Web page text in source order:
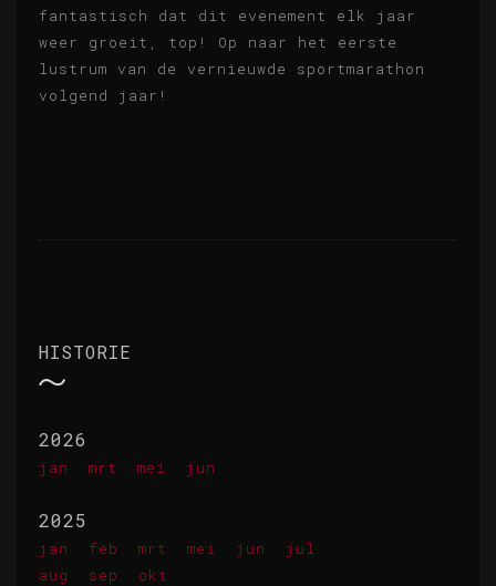
fantastisch dat dit evenement elk jaar
weer groeit, top! Op naar het eerste
lustrum van de vernieuwde sportmarathon
volgend jaar!
HISTORIE
2026
jan mrt mei jun
2025
jan feb mrt mei jun
jul
aug
sep okt